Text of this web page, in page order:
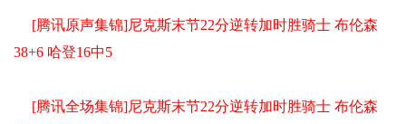
[腾讯原声集锦]尼克斯末节22分逆转加时胜骑士 布伦森
38+6 哈登16中5
[腾讯全场集锦]尼克斯末节22分逆转加时胜骑士 布伦森